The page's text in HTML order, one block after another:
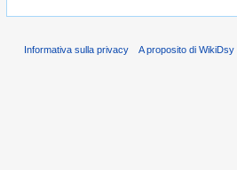
Informativa sulla privacy A proposito di WikiDsy